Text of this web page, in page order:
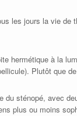
les jours la vie de
hermétique à la
Plutôt que
du sténopé, avec
plus ou moins